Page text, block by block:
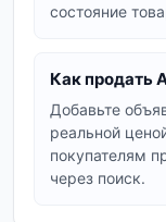
уровень
значений.
состояние
Как продать
Добавьте
реальной
покупателям
через поиск.